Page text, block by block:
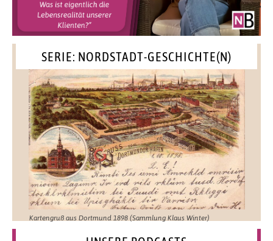
SERIE: NORDSTADT-GESCHICHTE(N)
Kartengruß aus Dortmund 1898 (Sammlung Klaus Winter)